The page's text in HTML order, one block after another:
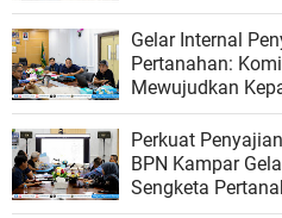
Gelar Internal
Pertanahan:
Mewujudkan
Masyarakat
Perkuat
BPN Kampar
Sengketa